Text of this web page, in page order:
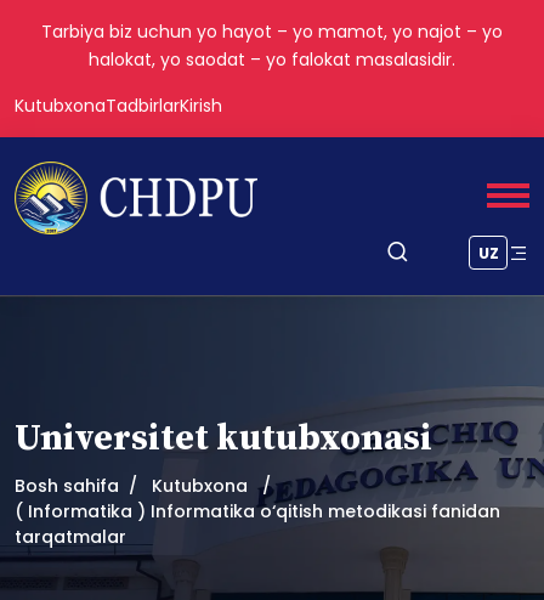
Tarbiya biz uchun yo hayot – yo mamot, yo najot – yo
halokat, yo saodat – yo falokat masalasidir.
KutubxonaTadbirlarKirish
UZ
Universitet kutubxonasi
Bosh sahifa
Kutubxona
( Informatika ) Informatika o‘qitish metodikasi fanidan
tarqatmalar